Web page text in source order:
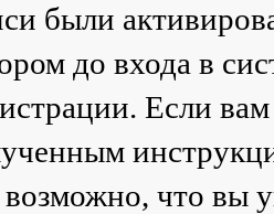
были
до входа в
Если
что вы